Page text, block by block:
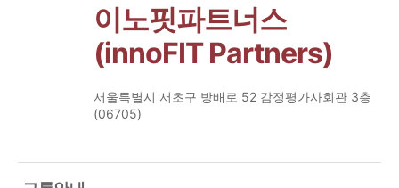
이노핏파트너스
(innoFIT Partners)
서울특별시 서초구 방배로 52 감정평가사회관 3층
(06705)